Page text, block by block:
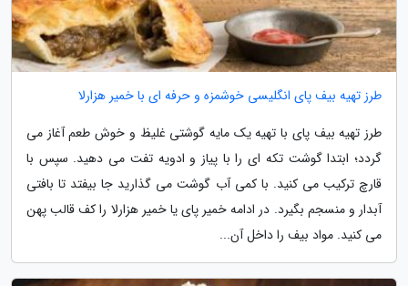
طرز تهیه بیف پای انگلیسی خوشمزه و حرفه ای با خمیر هزارلا
طرز تهیه بیف پای با تهیه یک مایه گوشتی غلیظ و خوش طعم آغاز می
گردد؛ ابتدا گوشت تکه ای را با پیاز و ادویه تفت می دهید. سپس با
قارچ ترکیب می کنید. با کمی آب گوشت می گذارید جا بیفتد تا بافتی
آبدار و منسجم بگیرد. در ادامه خمیر پای یا خمیر هزارلا را کف قالب پهن
می کنید. مواد بیف را داخل آن...